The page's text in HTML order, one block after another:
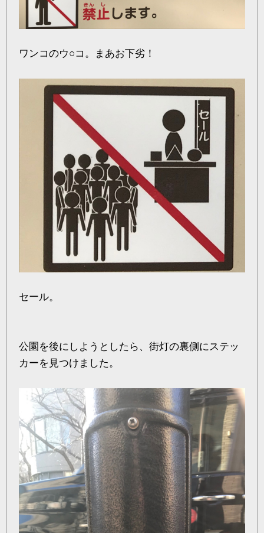
ワンコのウ○コ。まあお下劣！
セール。
公園を後にしようとしたら、街灯の裏側にステッ
カーを見つけました。